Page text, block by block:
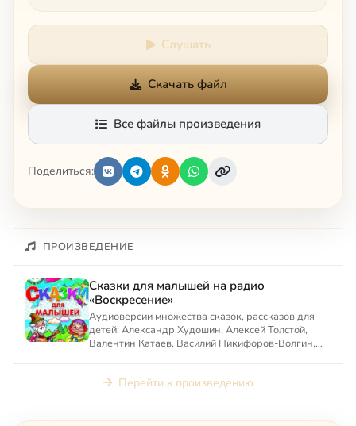
Слушать
Скачать файл
Все файлы произведения
Поделиться:
ПРОИЗВЕДЕНИЕ
Сказки для малышей на радио
«Воскресение»
Аудиоверсии множества сказок, рассказов для
детей: Александр Худошин, Алексей Толстой,
Валентин Катаев, Василий Никифоров-Волгин,
Перейти к произведению